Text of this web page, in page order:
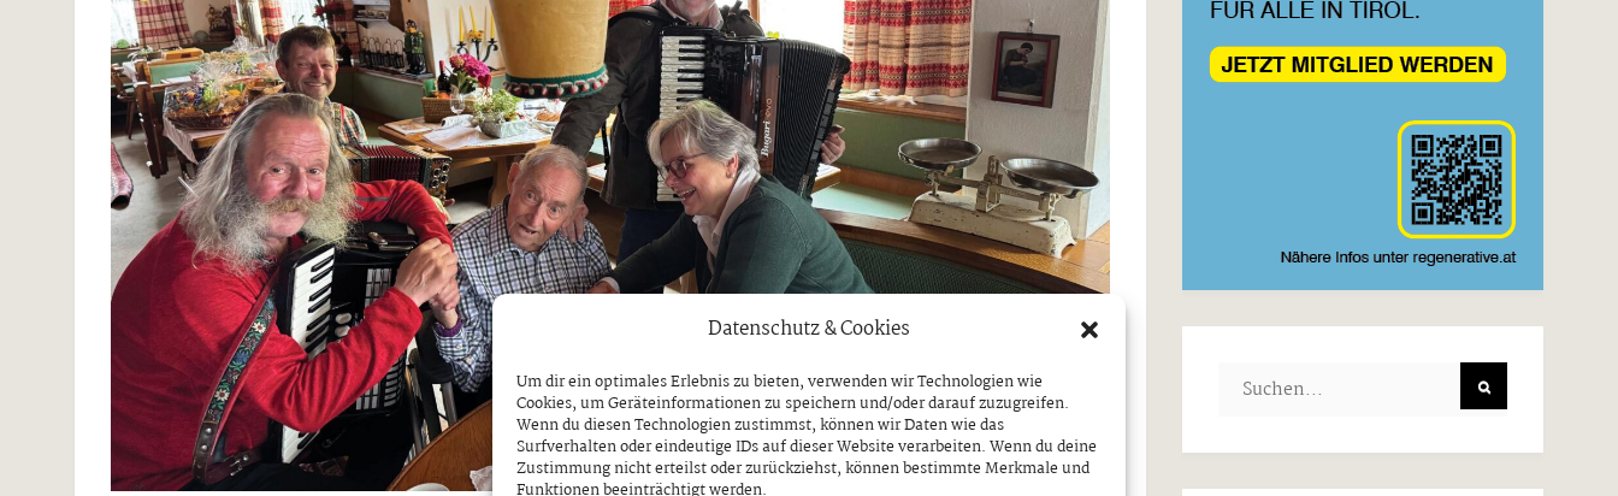
Datenschutz & Cookies
Um dir ein optimales Erlebnis zu bieten, verwenden wir Technologien wie
Cookies, um Geräteinformationen zu speichern und/oder darauf zuzugreifen.
Wenn du diesen Technologien zustimmst, können wir Daten wie das
Surfverhalten oder eindeutige IDs auf dieser Website verarbeiten. Wenn du deine
Zustimmung nicht erteilst oder zurückziehst, können bestimmte Merkmale und
Funktionen beeinträchtigt werden.